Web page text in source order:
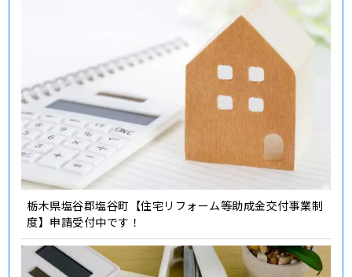
栃木県塩谷郡塩谷町【住宅リフォーム等助成金交付事業制
度】申請受付中です！